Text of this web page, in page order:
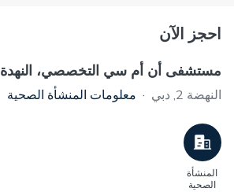
احجز الآن
مستشفى أن أم سي التخصصي، النهدة
النهضة 2, دبي · معلومات المنشأة الصحية
المنشأة
الصحية